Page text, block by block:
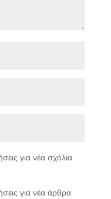
για νέα σχόλια
για νέα άρθρα